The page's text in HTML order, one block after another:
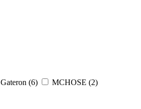
Gateron (6) MCHOSE (2)